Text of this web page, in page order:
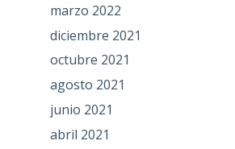
marzo 2022
diciembre 2021
octubre 2021
agosto 2021
junio 2021
abril 2021